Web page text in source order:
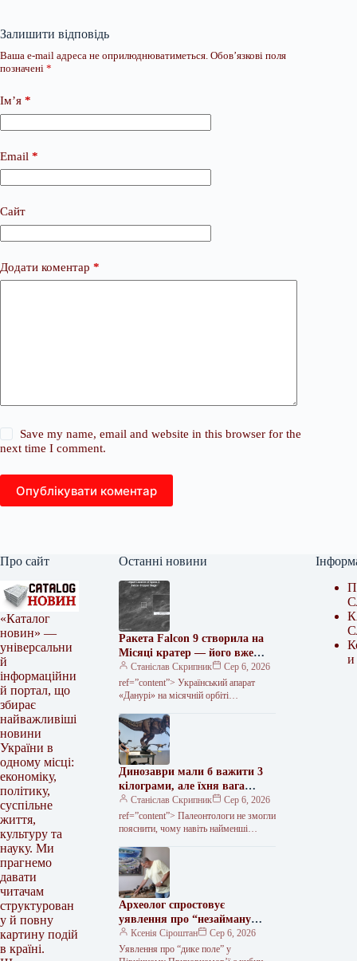
Залишити відповідь
Ваша e-mail адреса не оприлюднюватиметься. Обов’язкові поля
позначені *
Ім’я *
Email *
Сайт
Додати коментар *
Save my name, email and website in this browser for the
next time I comment.
Опублікувати коментар
Про сайт
«Каталог
новин» —
універсальни
й
інформаційни
й портал, що
збирає
найважливіші
новини
України в
одному місці:
економіку,
політику,
суспільне
життя,
культуру та
науку. Ми
прагнемо
давати
читачам
структурован
у й повну
картину подій
в країні.
Останні новини
Ракета Falcon 9 створила на
Місяці кратер — його вже
зафіксували з орбіти
Станіслав Скрипник
Сер 6, 2026
ref=”content”> Український апарат
«Данурі» на місячній орбіті
другого ступеня ракети Falcon 9 на
поверхню супутника. Апарат…
Динозаври мали б важити 3
кілограми, але їхня вага
сягала тонни. Винними в
цьому визнали ссавців –
nauka.ua | Наука українською
Станіслав Скрипник
Сер 6, 2026
ref=”content”> Палеонтологи не змогли
пояснити, чому навiть найменшi
родичiв птахів. Згiдно з моделлю, що
розрахована…
Археолог спростовує
уявлення про “незайману
землю” в Північному
Причорномор’ї
Ксенія Сіроштан
Сер 6, 2026
Уявлення про “дике поле” у
и